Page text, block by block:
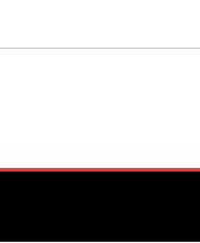
zum
MENU